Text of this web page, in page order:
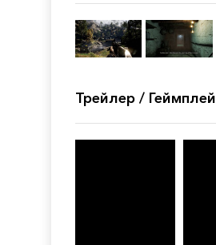
Трейлер / Геймплей